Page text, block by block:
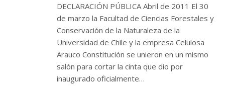
DECLARACIÓN PÚBLICA Abril de 2011 El 30
de marzo la Facultad de Ciencias Forestales y
Conservación de la Naturaleza de la
Universidad de Chile y la empresa Celulosa
Arauco Constitución se unieron en un mismo
salón para cortar la cinta que dio por
inaugurado oficialmente…